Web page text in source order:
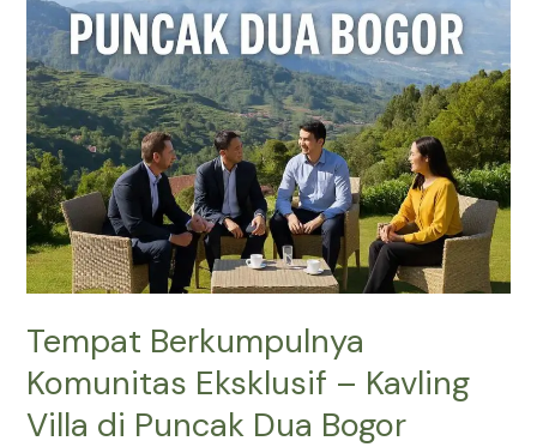
Tempat Berkumpulnya
Komunitas Eksklusif – Kavling
Villa di Puncak Dua Bogor
di
Puncak
Dua
Bogor